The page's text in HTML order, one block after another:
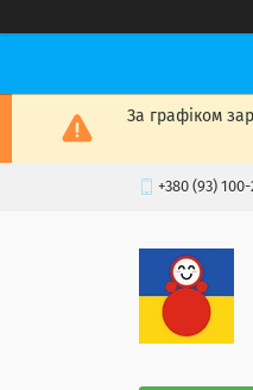
За графіком
+380 (93) 100-